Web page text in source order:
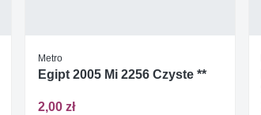
Metro
Egipt 2005 Mi 2256 Czyste **
2,00 zł